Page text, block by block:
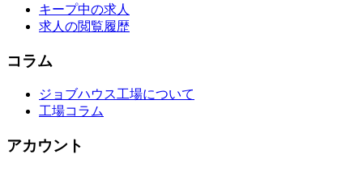
キープ中の求人
求人の閲覧履歴
コラム
ジョブハウス工場について
工場コラム
アカウント